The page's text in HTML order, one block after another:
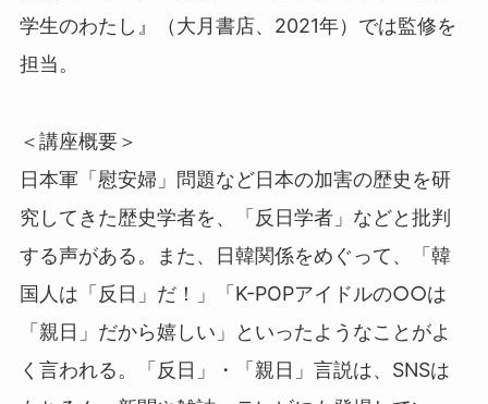
学生のわたし』（大月書店、2021年）では監修を
担当。
＜講座概要＞
日本軍「慰安婦」問題など日本の加害の歴史を研
究してきた歴史学者を、「反日学者」などと批判
する声がある。また、日韓関係をめぐって、「韓
国人は「反日」だ！」「K-POPアイドルの○○は
「親日」だから嬉しい」といったようなことがよ
く言われる。「反日」・「親日」言説は、SNSは